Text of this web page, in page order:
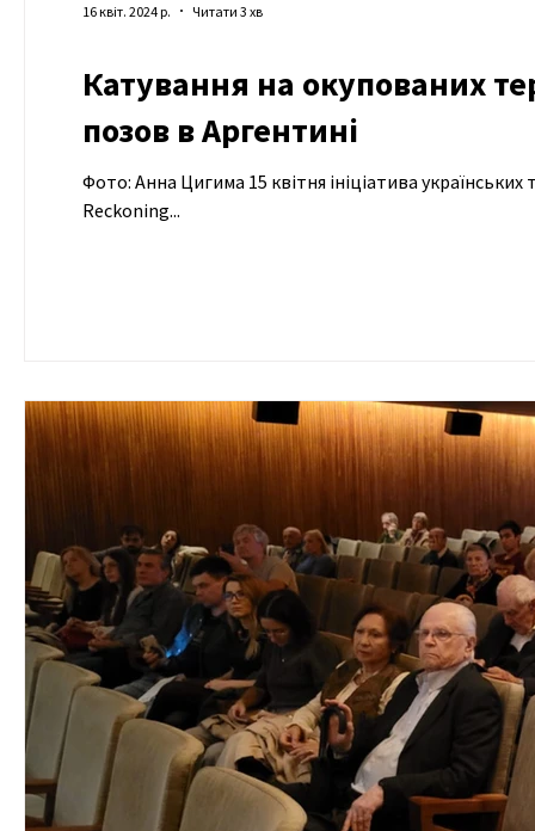
Катування на окупованих
позов в Аргентині
Фото: Анна Цигима 15 квітня ініціатива
Reckoning...
16 квіт. 2024 р. Читати 3 хв